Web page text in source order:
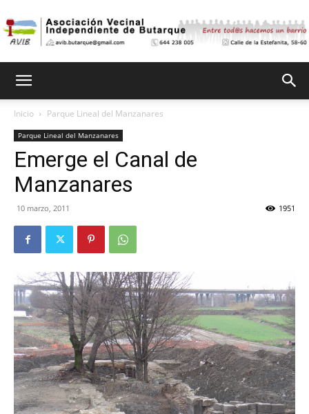
Butarque
Inicio Parque Lineal del Manzanares
Parque Lineal del Manzanares
Emerge el Canal de
Manzanares
10 marzo, 2011 1951